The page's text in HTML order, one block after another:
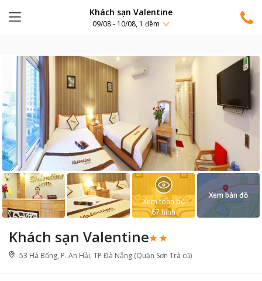
Khách sạn Valentine
09/08 - 10/08, 1 đêm
Khách sạn Valentine
53 Hà Bổng, P. An Hải, TP Đà Nẵng (Quận Sơn Trà cũ)
Xem toàn bộ
67 hình
Xem bản đồ